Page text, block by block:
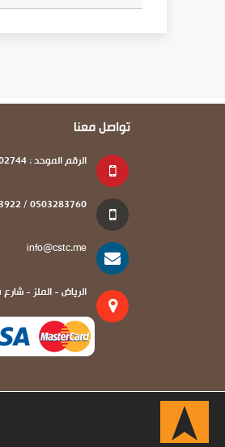
تواصل معنا
الرقم الموحد : 920002744
0503283760 / 0563333922
info@cstc.me
الرياض - الملز - شارع